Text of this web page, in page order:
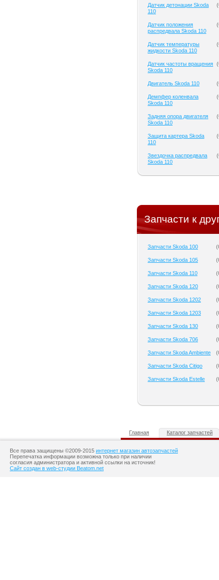
Датчик детонации Skoda
110
(
Датчик положения
распредвала Skoda 110
(
Датчик температуры
жидкости Skoda 110
(
Датчик частоты вращения
Skoda 110
(
Двигатель Skoda 110 (
Демпфер коленвала
Skoda 110
(
Задняя опора двигателя
Skoda 110
(
Защита картера Skoda
110
(
Звездочка распредвала
Skoda 110
(
Запчасти к
Запчасти Skoda 100 (
Запчасти Skoda 105 (
Запчасти Skoda 110 (
Запчасти Skoda 120 (
Запчасти Skoda 1202 (
Запчасти Skoda 1203 (
Запчасти Skoda 130 (
Запчасти Skoda 706 (
Запчасти Skoda Ambiente (
Запчасти Skoda Citigo (
Запчасти Skoda Estelle (
Главная Каталог запчастей
Все права защищены ©2009-2015 интернет магазин автозапчастей
Перепечатка информации возможна только при наличии
согласия администратора и активной ссылки на источник!
Сайт создан в web-студии Beatom.net